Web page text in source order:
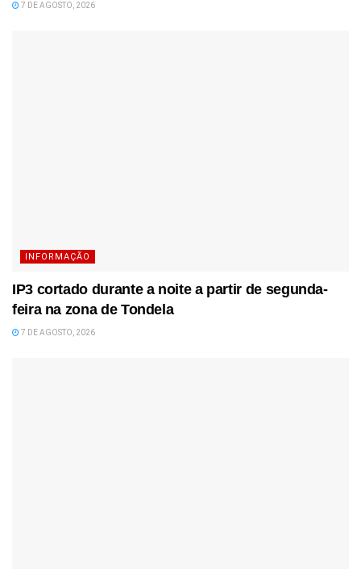
7 DE AGOSTO, 2026
INFORMAÇÃO
IP3 cortado durante a noite a partir de segunda-
feira na zona de Tondela
7 DE AGOSTO, 2026